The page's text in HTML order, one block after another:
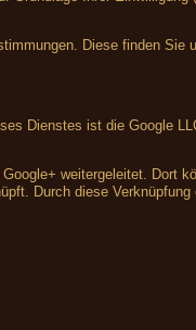
Diese finden Sie
Dienstes ist die Google
weitergeleitet. Dort
Durch diese